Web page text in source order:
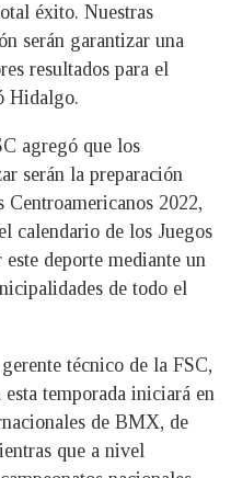
éxito. Nuestras
serán garantizar una
resultados para el
Hidalgo.
agregó que los
serán la preparación
2022,
calendario de los Juegos
deporte mediante un
de todo el
técnico de la FSC,
temporada iniciará en
de BMX, de
que a nivel